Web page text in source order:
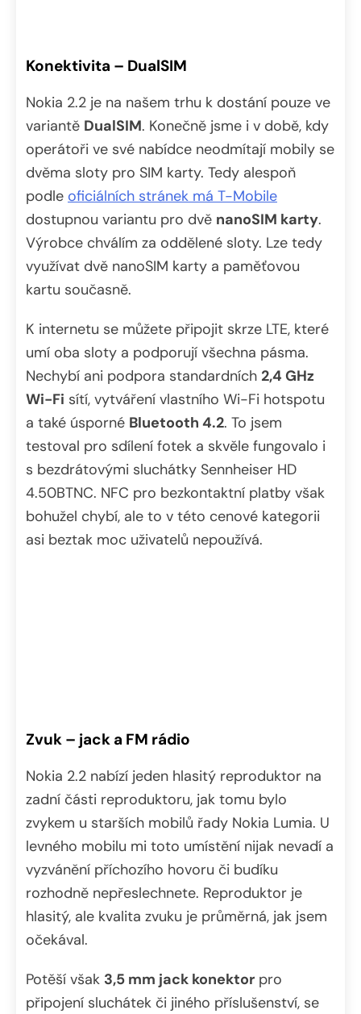
Konektivita – DualSIM
Nokia 2.2 je na našem trhu k dostání pouze ve
variantě DualSIM. Konečně jsme i v době, kdy
operátoři ve své nabídce neodmítají mobily se
dvěma sloty pro SIM karty. Tedy alespoň
podle oficiálních stránek má T-Mobile
dostupnou variantu pro dvě nanoSIM karty.
Výrobce chválím za oddělené sloty. Lze tedy
využívat dvě nanoSIM karty a paměťovou
kartu současně.
K internetu se můžete připojit skrze LTE, které
umí oba sloty a podporují všechna pásma.
Nechybí ani podpora standardních 2,4 GHz
Wi-Fi sítí, vytváření vlastního Wi-Fi hotspotu
a také úsporné Bluetooth 4.2. To jsem
testoval pro sdílení fotek a skvěle fungovalo i
s bezdrátovými sluchátky Sennheiser HD
4.50BTNC. NFC pro bezkontaktní platby však
bohužel chybí, ale to v této cenové kategorii
asi beztak moc uživatelů nepoužívá.
Zvuk – jack a FM rádio
Nokia 2.2 nabízí jeden hlasitý reproduktor na
zadní části reproduktoru, jak tomu bylo
zvykem u starších mobilů řady Nokia Lumia. U
levného mobilu mi toto umístění nijak nevadí a
vyzvánění příchozího hovoru či budíku
rozhodně nepřeslechnete. Reproduktor je
hlasitý, ale kvalita zvuku je průměrná, jak jsem
očekával.
Potěší však 3,5 mm jack konektor pro
připojení sluchátek či jiného příslušenství, se